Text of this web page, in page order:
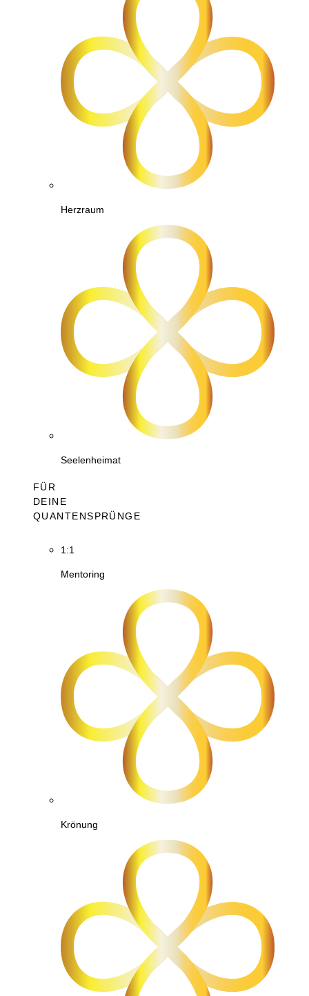
Herzraum
Seelenheimat
FÜR
DEINE
QUANTENSPRÜNGE
1:1
Mentoring
Krönung